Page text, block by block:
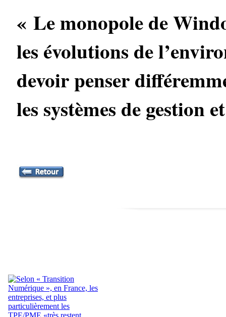
« Le monopole de
les évolutions de
devoir penser
les systèmes de gestion